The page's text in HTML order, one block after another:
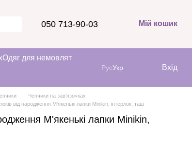
050 713-90-03 Мій кошик
Одяг для немовлят
РусУкр Вхід
Чепчики на зав'язочках
від народження М'якенькі лапки Minikin, інтерлок, таш
М'якенькі лапки Minikin,